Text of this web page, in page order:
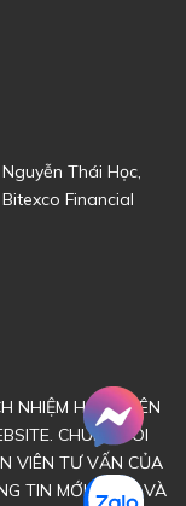
Thái Học,
Financial
NHIỆM HOẶC LIÊN
CHÚNG TÔI
VIÊN TƯ VẤN CỦA
TIN MỚI NHẤT VÀ